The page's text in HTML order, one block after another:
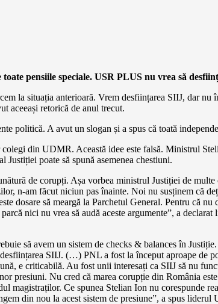
pensiile speciale. USR PLUS nu vrea să
la situația anterioară. Vrem desființarea SIIJ, dar
aceeași retorică de anul trecut.
politică. A avut un slogan și a spus că toată
din UDMR. Această idee este falsă. Ministrul
poate să spună asemenea chestiuni.
de corupți. Așa vorbea ministrul Justiției de
n-am făcut niciun pas înainte. Noi nu susținem că
dosare să meargă la Parchetul General. Pentru că
nici nu vrea să audă aceste argumente”, a
să avem un sistem de checks & balances în
SIIJ. (…) PNL a fost la început aproape
e criticabilă. Au fost unii interesați ca SIIJ să nu
presiuni. Nu cred că marea corupție din România
magistraților. Ce spunea Stelian Ion nu corespunde
din nou la acest sistem de presiune”, a spus liderul